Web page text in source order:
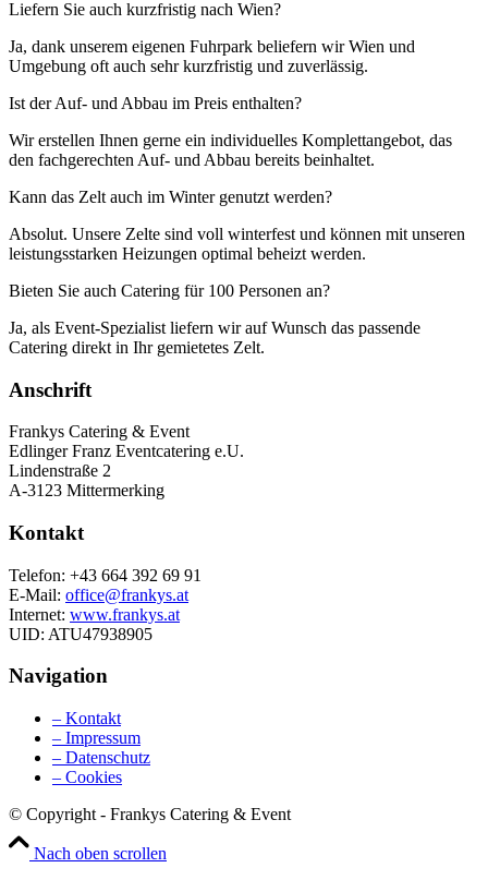
Liefern Sie auch kurzfristig nach Wien?
Ja, dank unserem eigenen Fuhrpark beliefern wir Wien und
Umgebung oft auch sehr kurzfristig und zuverlässig.
Ist der Auf- und Abbau im Preis enthalten?
Wir erstellen Ihnen gerne ein individuelles Komplettangebot, das
den fachgerechten Auf- und Abbau bereits beinhaltet.
Kann das Zelt auch im Winter genutzt werden?
Absolut. Unsere Zelte sind voll winterfest und können mit unseren
leistungsstarken Heizungen optimal beheizt werden.
Bieten Sie auch Catering für 100 Personen an?
Ja, als Event-Spezialist liefern wir auf Wunsch das passende
Catering direkt in Ihr gemietetes Zelt.
Anschrift
Frankys Catering & Event
Edlinger Franz Eventcatering e.U.
Lindenstraße 2
A-3123 Mittermerking
Kontakt
Telefon: +43 664 392 69 91
E-Mail: office@frankys.at
Internet: www.frankys.at
UID: ATU47938905
Navigation
– Kontakt
– Impressum
– Datenschutz
– Cookies
© Copyright - Frankys Catering & Event
Nach oben scrollen